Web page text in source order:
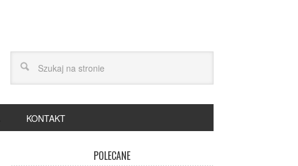
KONTAKT
POLECANE